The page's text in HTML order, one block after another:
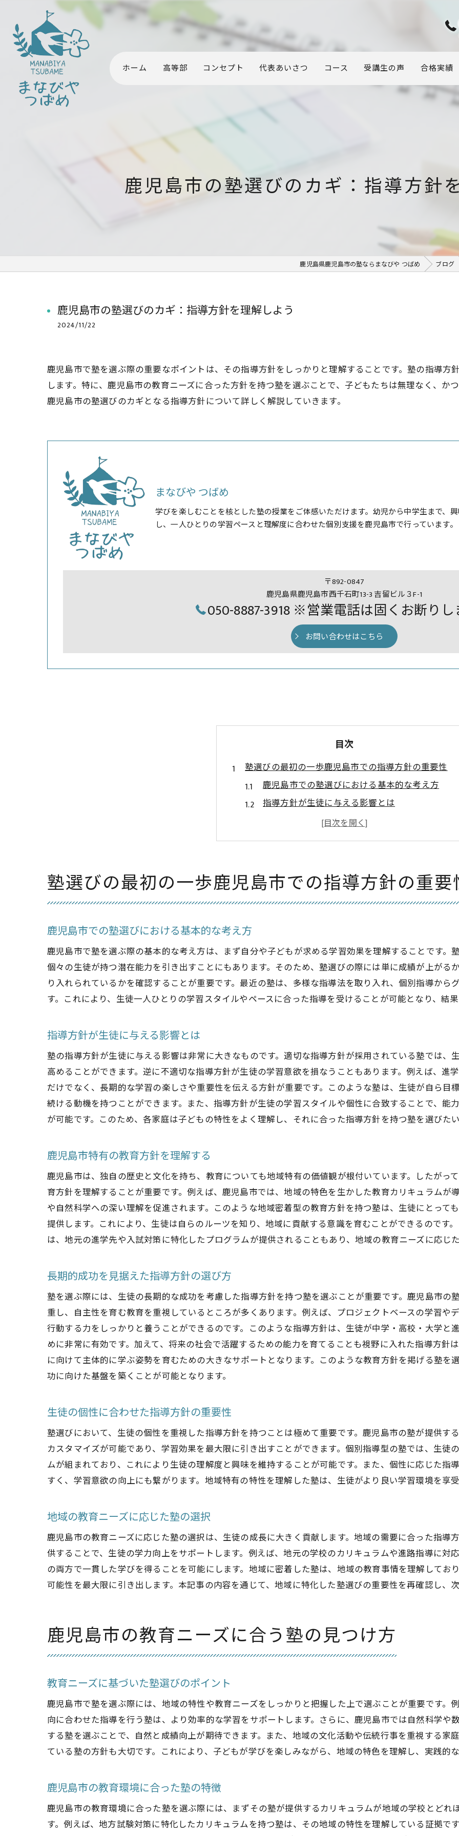
ホーム 高等部 コンセプト 代表あいさつ コース 受講生の声 合格実績
鹿児島市の塾選びのカギ：指導方針
鹿児島県鹿児島市の塾ならまなびや つばめ ブログ
鹿児島市の塾選びのカギ：指導方針を理解しよう
2024/11/22
鹿児島市で塾を選ぶ際の重要なポイントは、その指導方針をしっかりと理解することです。塾の指導方
します。特に、鹿児島市の教育ニーズに合った方針を持つ塾を選ぶことで、子どもたちは無理なく、か
鹿児島市の塾選びのカギとなる指導方針について詳しく解説していきます。
まなびや つばめ
学びを楽しむことを核とした塾の授業をご体感いただけます。幼児から中学生まで、
し、一人ひとりの学習ペースと理解度に合わせた個別支援を鹿児島市で行っています。
〒892-0847
鹿児島県鹿児島市西千石町13-3 吉留ビル３F-1
050-8887-3918 ※営業電話は固くお断りし
お問い合わせはこちら
目次
塾選びの最初の一歩鹿児島市での指導方針の重要性
鹿児島市での塾選びにおける基本的な考え方
指導方針が生徒に与える影響とは
鹿児島市特有の教育方針を理解する
長期的成功を見据えた指導方針の選び方
地域の教育ニーズに応じた塾の選択
鹿児島市の教育ニーズに合う塾の見つけ方
地域の教育ニーズを反映した塾の見つけ方
個別指導と集団授業の利点を考慮する
鹿児島市の教育方針を持つ塾の比較
塾選びにおける保護者の役割
鹿児島市の塾で見られる効果的な指導手法
指導方針が学習意欲に与える具体的な影響
生徒参加型の授業が与えるメリット
学習意欲を維持するための塾の取り組み
鹿児島市の教育現場での成功事例
成果を上げるための塾選びの基準
鹿児島市の塾での学びを最大化する方法
親子で取り組む塾選びのプロセス
効果的な学びを支える塾の役割
長期的視野での指導方針の重要性
鹿児島市の未来を担う人材育成の鍵
子どもたちの可能性を引き出す指導方針
未来志向の教育方針が開く可能性
鹿児島市の塾選びで成功するためのポイント
成果を上げる塾の条件とは
鹿児島市での成功体験に基づく塾選び
結果を重視した塾選びの方法
指導方針が学習成果に与える影響
鹿児島市の塾で実感する学習効果の違い
指導方針の選び方がもたらす変化
実際の成果で見る指導方針の効果
鹿児島市での成功事例に学ぶ学習効果
地域独自のニーズに応える鹿児島市の塾の魅力
地元の特性に合わせた教育方針
地域独自の強みを活かす塾の魅力
鹿児島市の教育を支える塾の役割
地元の教育ニーズに応える取り組み
塾選びの最初の一歩鹿児島市での指導方針の重要
鹿児島市での塾選びにおける基本的な考え方
鹿児島市で塾を選ぶ際の基本的な考え方は、まず自分や子どもが求める学習効果を理解することです。
個々の生徒が持つ潜在能力を引き出すことにもあります。そのため、塾選びの際には単に成績が上がる
り入れられているかを確認することが重要です。最近の塾は、多様な指導法を取り入れ、個別指導から
す。これにより、生徒一人ひとりの学習スタイルやペースに合った指導を受けることが可能となり、結
指導方針が生徒に与える影響とは
塾の指導方針が生徒に与える影響は非常に大きなものです。適切な指導方針が採用されている塾では、
高めることができます。逆に不適切な指導方針が生徒の学習意欲を損なうこともあります。例えば、進
だけでなく、長期的な学習の楽しさや重要性を伝える方針が重要です。このような塾は、生徒が自ら目
続ける動機を持つことができます。また、指導方針が生徒の学習スタイルや個性に合致することで、能
が可能です。このため、各家庭は子どもの特性をよく理解し、それに合った指導方針を持つ塾を選びた
鹿児島市特有の教育方針を理解する
鹿児島市は、独自の歴史と文化を持ち、教育についても地域特有の価値観が根付いています。したがっ
育方針を理解することが重要です。例えば、鹿児島市では、地域の特色を生かした教育カリキュラムが
や自然科学への深い理解を促進されます。このような地域密着型の教育方針を持つ塾は、生徒にとって
提供します。これにより、生徒は自らのルーツを知り、地域に貢献する意識を育むことができるのです
は、地元の進学先や入試対策に特化したプログラムが提供されることもあり、地域の教育ニーズに応じ
長期的成功を見据えた指導方針の選び方
塾を選ぶ際には、生徒の長期的な成功を考慮した指導方針を持つ塾を選ぶことが重要です。鹿児島市の
重し、自主性を育む教育を重視しているところが多くあります。例えば、プロジェクトベースの学習や
行動する力をしっかりと養うことができるのです。このような指導方針は、生徒が中学・高校・大学と
めに非常に有効です。加えて、将来の社会で活躍するための能力を育てることも視野に入れた指導方針
に向けて主体的に学ぶ姿勢を育むための大きなサポートとなります。このような教育方針を掲げる塾を
功に向けた基盤を築くことが可能となります。
生徒の個性に合わせた指導方針の重要性
塾選びにおいて、生徒の個性を重視した指導方針を持つことは極めて重要です。鹿児島市の塾が提供す
カスタマイズが可能であり、学習効果を最大限に引き出すことができます。個別指導型の塾では、生徒
ムが組まれており、これにより生徒の理解度と興味を維持することが可能です。また、個性に応じた指
すく、学習意欲の向上にも繋がります。地域特有の特性を理解した塾は、生徒がより良い学習環境を享
地域の教育ニーズに応じた塾の選択
鹿児島市の教育ニーズに応じた塾の選択は、生徒の成長に大きく貢献します。地域の需要に合った指導
供することで、生徒の学力向上をサポートします。例えば、地元の学校のカリキュラムや進路指導に対
の両方で一貫した学びを得ることを可能にします。地域に密着した塾は、地域の教育事情を理解してお
可能性を最大限に引き出します。本記事の内容を通じて、地域に特化した塾選びの重要性を再確認し、
鹿児島市の教育ニーズに合う塾の見つけ方
教育ニーズに基づいた塾選びのポイント
鹿児島市で塾を選ぶ際には、地域の特性や教育ニーズをしっかりと把握した上で選ぶことが重要です。
向に合わせた指導を行う塾は、より効率的な学習をサポートします。さらに、鹿児島市では自然科学や
する塾を選ぶことで、自然と成績向上が期待できます。また、地域の文化活動や伝統行事を重視する家
ている塾の方針も大切です。これにより、子どもが学びを楽しみながら、地域の特色を理解し、実践的
鹿児島市の教育環境に合った塾の特徴
鹿児島市の教育環境に合った塾を選ぶ際には、まずその塾が提供するカリキュラムが地域の学校とど
す。例えば、地方試験対策に特化したカリキュラムを持つ塾は、その地域の特性を理解している証拠で